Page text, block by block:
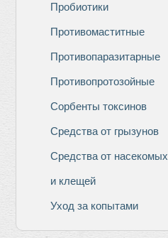
Пробиотики
Противомаститные
Противопаразитарные
Противопротозойные
Сорбенты токсинов
Средства от грызунов
Средства от насекомых
и клещей
Уход за копытами